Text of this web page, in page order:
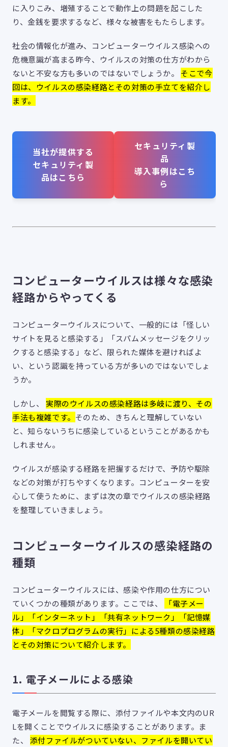
に入りこみ、増殖することで動作上の問題を起こした
り、金銭を要求するなど、様々な被害をもたらします。
社会の情報化が進み、コンピューターウイルス感染への
危機意識が高まる昨今、ウイルスの対策の仕方がわから
ないと不安な方も多いのではないでしょうか。 そこで今
回は、ウイルスの感染経路とその対策の手立てを紹介し
ます。
当社が提供する
セキュリティ製
品はこちら
セキュリティ製
品
導入事例はこち
ら
コンピューターウイルスは様々な感染
経路からやってくる
コンピューターウイルスについて、一般的には「怪しい
サイトを見ると感染する」「スパムメッセージをクリッ
クすると感染する」など、限られた媒体を避ければよ
い、という認識を持っている方が多いのではないでしょ
うか。
しかし、 実際のウイルスの感染経路は多岐に渡り、その
手法も複雑です。 そのため、きちんと理解していない
と、知らないうちに感染しているということがあるかも
しれません。
ウイルスが感染する経路を把握するだけで、予防や駆除
などの対策が打ちやすくなります。コンピューターを安
心して使うために、まずは次の章でウイルスの感染経路
を整理していきましょう。
コンピューターウイルスの感染経路の
種類
コンピューターウイルスには、感染や作用の仕方につい
ていくつかの種類があります。ここでは、
「電子メー
ル」「インターネット」「共有ネットワーク」「記憶媒
体」「マクロプログラムの実行」による5種類の感染経路
とその対策について紹介します。
1. 電子メールによる感染
電子メールを閲覧する際に、添付ファイルや本文内のUR
Lを開くことでウイルスに感染することがあります。ま
た、 添付ファイルがついていない、ファイルを開いてい